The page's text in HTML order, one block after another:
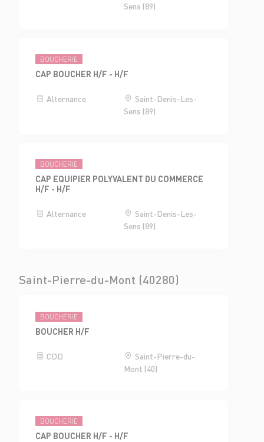
Sens (89)
BOUCHERIE
CAP BOUCHER H/F - H/F
Alternance
Saint-Denis-Les-
Sens (89)
BOUCHERIE
CAP EQUIPIER POLYVALENT DU COMMERCE
H/F - H/F
Alternance
Saint-Denis-Les-
Sens (89)
Saint-Pierre-du-Mont (40280)
BOUCHERIE
BOUCHER H/F
CDD
Saint-Pierre-du-
Mont (40)
BOUCHERIE
CAP BOUCHER H/F - H/F